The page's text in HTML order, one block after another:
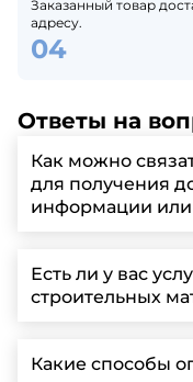
Заказанный товар
адресу.
Ответы на
Как можно
для получения
информации или
запрос через нашу
заполнить форму
детальной
Есть ли у вас
строительных
Ленинградской
автопарк, для
Какие способы